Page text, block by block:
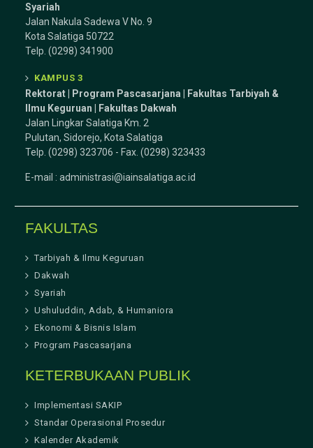
Syariah
Jalan Nakula Sadewa V No. 9
Kota Salatiga 50722
Telp. (0298) 341900
KAMPUS 3
Rektorat | Program Pascasarjana | Fakultas Tarbiyah &
Ilmu Keguruan |
Fakultas Dakwah
Jalan Lingkar Salatiga Km. 2
Pulutan, Sidorejo, Kota Salatiga
Telp. (0298) 323706 - Fax. (0298) 323433
E-mail :administrasi@iainsalatiga.ac.id
FAKULTAS
Tarbiyah & Ilmu Keguruan
Dakwah
Syariah
Ushuluddin, Adab, & Humaniora
Ekonomi & Bisnis Islam
Program Pascasarjana
KETERBUKAAN PUBLIK
Implementasi SAKIP
Standar Operasional Prosedur
Kalender Akademik